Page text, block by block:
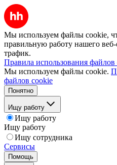
Мы используем файлы cookie,
правильную работу нашего веб-
трафик.
Правила использования файлов
Мы используем файлы cookie.
файлов cookie
Понятно
Ищу работу
Ищу работу
Ищу работу
Ищу сотрудника
Сервисы
Помощь